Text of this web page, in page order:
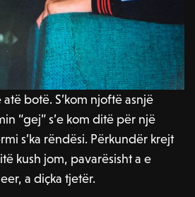
botë. S’kom njoftë asnjë
“gej” s’e kom ditë për një
s’ka rëndësi. Përkundër krejt
kush jom, pavarësisht a e
a diçka tjetër.